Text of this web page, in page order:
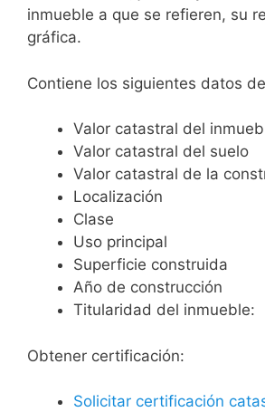
inmueble a que se refieren, su
gráfica.
Contiene los siguientes datos
Valor catastral del
Valor catastral del suelo
Valor catastral de la
Localización
Clase
Uso principal
Superficie construida
Año de construcción
Titularidad del inmueble:
Obtener certificación:
Solicitar certificación